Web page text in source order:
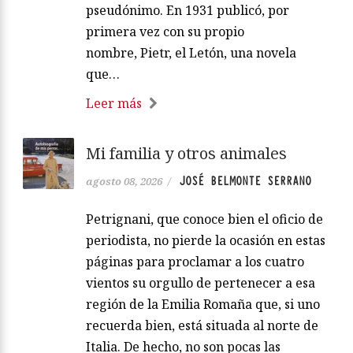
pseudónimo. En 1931 publicó, por
primera vez con su propio
nombre, Pietr, el Letón, una novela
que…
Leer más
Mi familia y otros animales
agosto 08, 2026 / JOSÉ BELMONTE SERRANO
Petrignani, que conoce bien el oficio de
periodista, no pierde la ocasión en estas
páginas para proclamar a los cuatro
vientos su orgullo de pertenecer a esa
región de la Emilia Romaña que, si uno
recuerda bien, está situada al norte de
Italia. De hecho, no son pocas las